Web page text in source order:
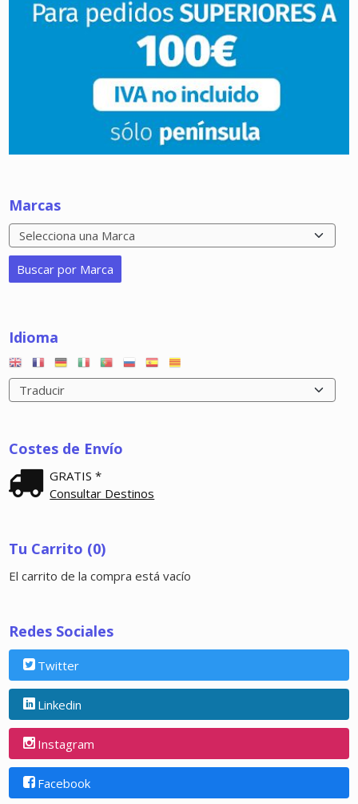
Marcas
Idioma
Costes de Envío
GRATIS *
Consultar Destinos
Tu Carrito (0)
El carrito de la compra está vacío
Redes Sociales
Twitter
Linkedin
Instagram
Facebook